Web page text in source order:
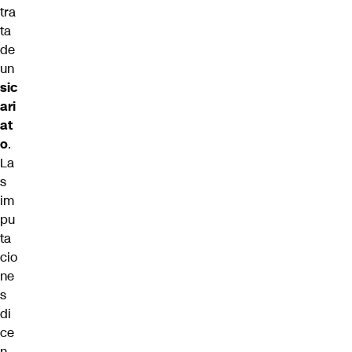
tra
ta
de
un
sic
ari
at
o.
La
s
im
pu
ta
cio
ne
s
di
ce